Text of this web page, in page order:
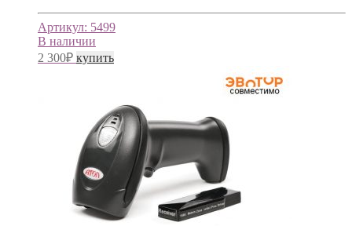
Артикул: 5499
В наличии
2 300₽ купить